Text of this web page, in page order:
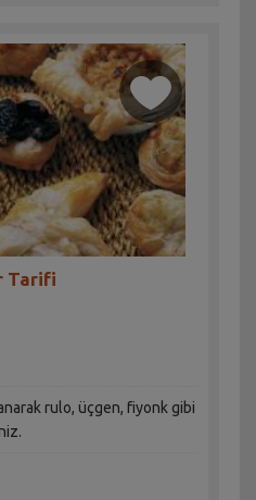
Tarifi
rulo, üçgen, fiyonk gibi